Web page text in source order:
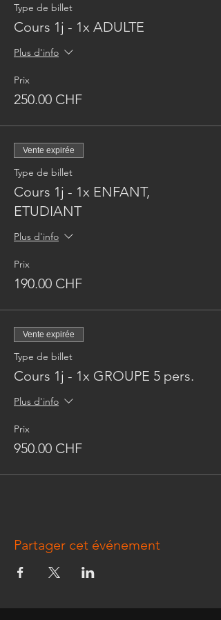
* le prix inclus tout le matériel nécessaire
pour le cours et la réalisation de votre
Type de billet
Cours 1j - 1x ADULTE
Plus d'info
Prix
250.00 CHF
Vente expirée
Type de billet
Cours 1j - 1x ENFANT,
ETUDIANT
Plus d'info
Prix
190.00 CHF
Vente expirée
Type de billet
Cours 1j - 1x GROUPE 5 pers.
Plus d'info
Prix
950.00 CHF
Partager cet événement